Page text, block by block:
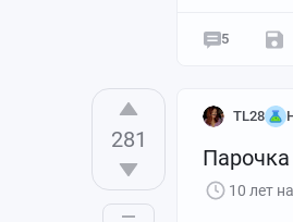
Картина с
32х32 см.
5
281
TL28
10 лет